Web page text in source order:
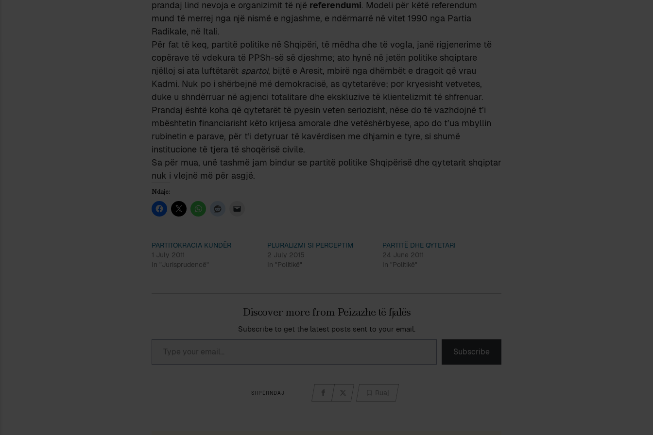
prandaj lind nevoja e organizimit të një referendumi. Modeli për këtë referendum
mund të merrej nga një nismë e ngjashme, e ndërmarrë në vitet 1990 nga Partia
Radikale, në Itali.
Për fat të keq, partitë politike në Shqipëri, të mëdha dhe të vogla, janë rigjenerime të
copërave të vdekura të PPSh-së së djeshme; ato hynë në jetën politike shqiptare
njëlloj si ata luftëtarët spartoi, bijtë e Aresit, mbirë nga dhëmbët e dragoit që vrau
Kadmi. Nuk po i shërbejnë më demokracisë, as qytetarëve; por kryesisht vetvetes,
duke u shndërruar në agjenci totalitare dhe ekskluzive të klientelizmit të shfrenuar.
Prandaj është koha që qytetarët të pyesin veten seriozisht, nëse do të vazhdojnë t’i
mbështetin financiarisht këto krijesa amorale dhe vetëshërbyese, apo do t’ua mbyllin
rubinetin e parave, për t’i detyruar të kavërdisen me dhjamin e tyre, si shumë
institucione të tjera të shoqërisë civile.
Sa për mua, unë tashmë jam bindur se partitë politike Shqipërisë dhe qytetarit shqiptar
nuk i vlejnë më për asgjë.
Ndaje:
PARTITOKRACIA KUNDËR
1 July 2011
In "Jurisprudencë"
PLURALIZMI SI PERCEPTIM
2 July 2015
In "Politikë"
PARTITË DHE QYTETARI
24 June 2011
In "Politikë"
Discover more from Peizazhe të fjalës
Subscribe to get the latest posts sent to your email.
Type your email…
Subscribe
SHPËRNDAJ Ruaj